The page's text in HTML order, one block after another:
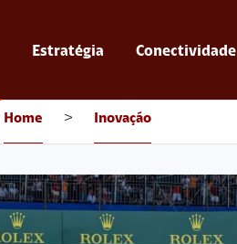
Estratégia Conectividade
Home > Inovação